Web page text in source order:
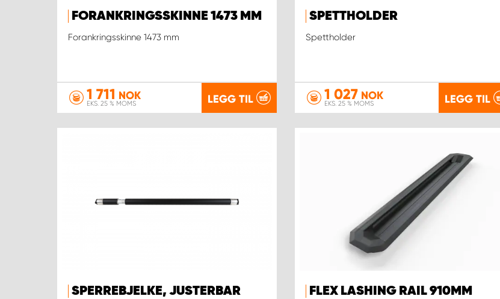
FORANKRINGSSKINNE 1473 MM
Forankringsskinne 1473 mm
1 711 NOK
EKS. 25 % MOMS LEGG TIL
SPETTHOLDER
Spettholder
1 027NOK
EKS. 25 % MOMS LEGG TIL
SPERREBJELKE, JUSTERBAR
FLEX LASHING RAIL 910MM